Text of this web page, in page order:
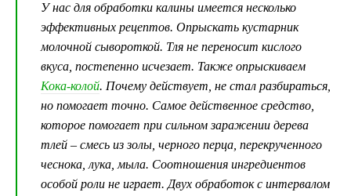
У нас для обработки калины имеется несколько
эффективных рецептов. Опрыскать кустарник
молочной сывороткой. Тля не переносит кислого
вкуса, постепенно исчезает. Также опрыскиваем
Кока-колой. Почему действует, не стал разбираться,
но помогает точно. Самое действенное средство,
которое помогает при сильном заражении дерева
тлей – смесь из золы, черного перца, перекрученного
чеснока, лука, мыла. Соотношения ингредиентов
особой роли не играет. Двух обработок с интервалом